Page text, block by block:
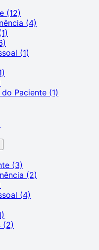
(12)
(4)
(1)
Paciente (1)
(3)
(2)
(4)
(2)